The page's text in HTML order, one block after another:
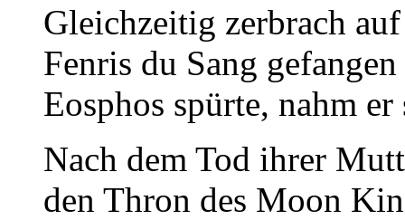
Gleichzeitig zerbrach
Fenris du Sang
Eosphos spürte, nahm
Nach dem Tod ihrer
den Thron des Moon